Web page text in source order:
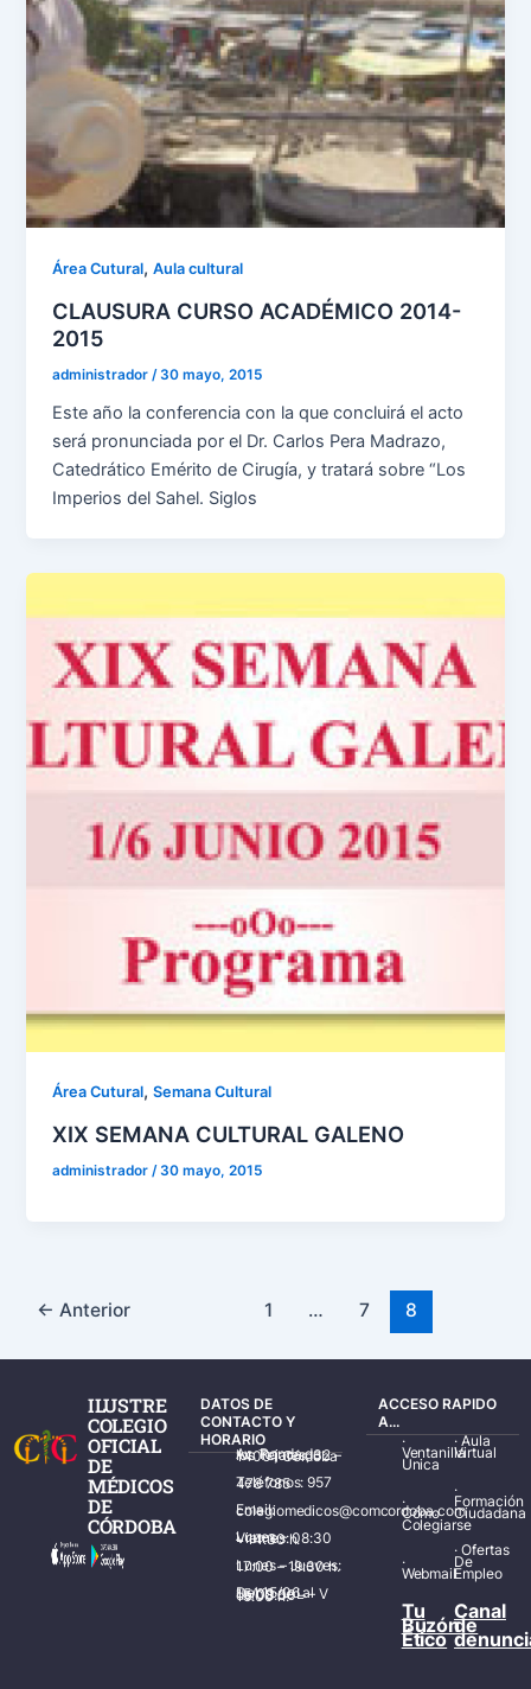
Área Cutural,Aula cultural
CLAUSURA CURSO ACADÉMICO 2014-
2015
administrador /30 mayo, 2015
Este año la conferencia con la que concluirá el acto
será pronunciada por el Dr. Carlos Pera Madrazo,
Catedrático Emérito de Cirugía, y tratará sobre “Los
Imperios del Sahel. Siglos
Área Cutural,Semana Cultural
XIX SEMANA CULTURAL GALENO
administrador/30 mayo, 2015
← Anterior 1 … 7 8
ILUSTRE
COLEGIO
OFICIAL
DE
MÉDICOS
DE
CÓRDOBA
DATOS DE
CONTACTO Y
HORARIO
Av. Ronda de los Tejares, 32 – 14001 Córdoba
Teléfonos: 957 478 785
Email: colegiomedicos@comcordoba.com
Lunes – Viernes: 08:30 – 14:30 h.
Lunes – Jueves: 17:00 – 19:30 h.
Del 15/06 al 15/09 de L – V de 08:00 – 15:00 h.
ACCESO RAPIDO
A...
·
Ventanilla
Única
·
Cómo
Colegiarse
·
Webmail
·Aula
Virtual
·
Formación
Ciudadana
·Ofertas
De
Empleo
Tu
Buzón
Ético
Canal
de